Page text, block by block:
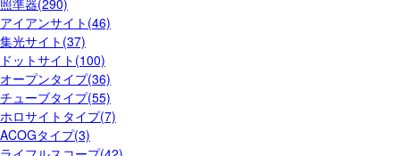
照準器(290)
アイアンサイト(46)
集光サイト(37)
ドットサイト(100)
オープンタイプ(36)
チューブタイプ(55)
ホロサイトタイプ(7)
ACOGタイプ(3)